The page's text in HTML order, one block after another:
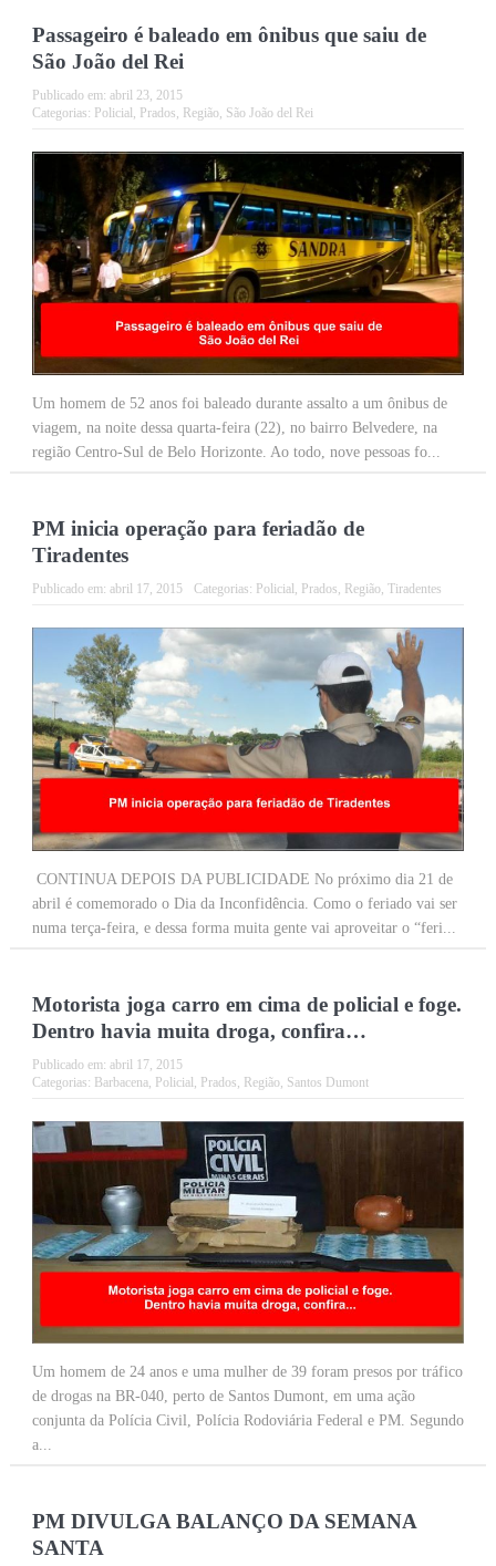
Passageiro é baleado em ônibus que saiu de
São João del Rei
Publicado em: abril 23, 2015
Categorias: Policial , Prados, Região, São João del Rei
Um homem de 52 anos foi baleado durante assalto a um ônibus de
viagem, na noite dessa quarta-feira (22), no bairro Belvedere, na
região Centro-Sul de Belo Horizonte. Ao todo, nove pessoas fo...
PM inicia operação para feriadão de
Tiradentes
Publicado em: abril 17, 2015 Categorias: Policial , Prados, Região, Tiradentes
CONTINUA DEPOIS DA PUBLICIDADE No próximo dia 21 de
abril é comemorado o Dia da Inconfidência. Como o feriado vai ser
numa terça-feira, e dessa forma muita gente vai aproveitar o “feri...
Motorista joga carro em cima de policial e foge.
Dentro havia muita droga, confira…
Publicado em: abril 17, 2015
Categorias: Barbacena, Policial, Prados, Região, Santos Dumont
Um homem de 24 anos e uma mulher de 39 foram presos por tráfico
de drogas na BR-040, perto de Santos Dumont, em uma ação
conjunta da Polícia Civil, Polícia Rodoviária Federal e PM. Segundo
a...
PM DIVULGA BALANÇO DA SEMANA
SANTA